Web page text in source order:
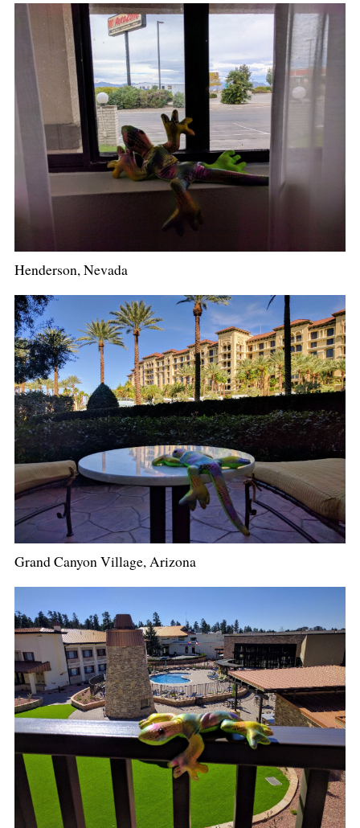
Henderson, Nevada
Grand Canyon Village, Arizona